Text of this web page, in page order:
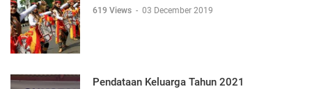
619 Views - 03 December 2019
Pendataan Keluarga Tahun 2021